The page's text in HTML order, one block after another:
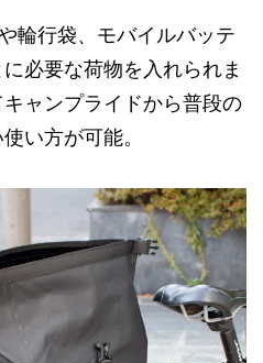
輪行袋、モバイルバッテ
必要な荷物を入れられま
ャンプライドから普段の
い方が可能。